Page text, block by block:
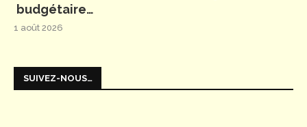
budgétaire…
1 août 2026
SUIVEZ-NOUS…